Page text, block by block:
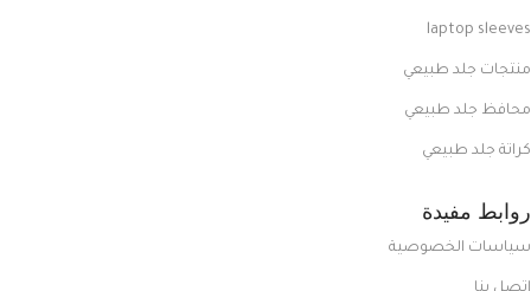
laptop sleeves
منتجات جلد طبيعي
محافظ جلد طبيعي
كراتة جلد طبيعي
روابط مفيدة
سياسات الخصوصية